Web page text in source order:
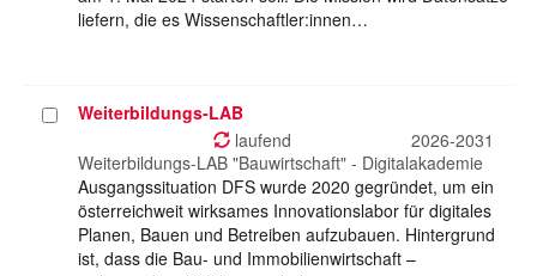
liefern, die es Wissenschaftler:innen…
ProjektWeiterbildungs-LAB
laufend
2026-2031
Weiterbildungs-LAB "Bauwirtschaft" - Digitalakademie
Ausgangssituation DFS wurde 2020 gegründet, um ein
österreichweit wirksames Innovationslabor für digitales
Planen, Bauen und Betreiben aufzubauen. Hintergrund
ist, dass die Bau- und Immobilienwirtschaft –